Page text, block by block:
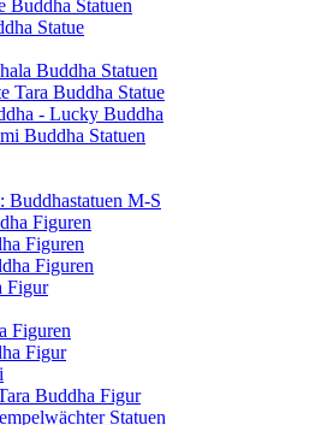
Buddha Statuen
Statue
Buddha Statuen
Tara Buddha Statue
- Lucky Buddha
Buddha Statuen
Buddhastatuen M-S
Figuren
Figuren
Figuren
Figur
Figuren
Figur
Buddha Figur
Statuen